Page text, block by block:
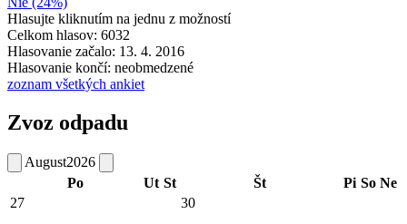
Hlasujte kliknutím na jednu z možností
Celkom hlasov: 6032
Hlasovanie začalo: 13. 4. 2016
Hlasovanie končí: neobmedzené
zoznam všetkých ankiet
Zvoz odpadu
August2026
Po
Ut St Št Pi So Ne
27
30